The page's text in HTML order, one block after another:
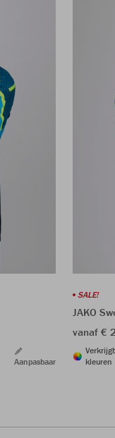
Aanpasbaar
SALE!
JAKO
vanaf €
kleuren